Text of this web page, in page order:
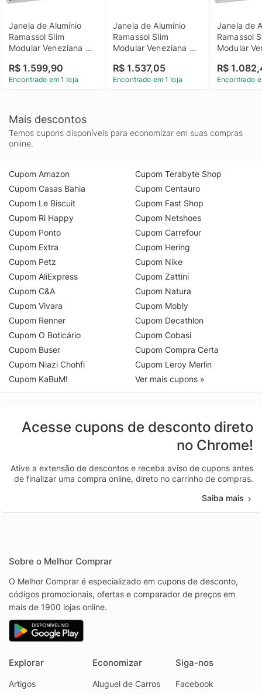
Janela de Alumínio
Ramassol Slim
Modular Veneziana
Branco, 150 x 100 cm
R$ 1.599,90
Encontrado em 1 loja
Janela de Alumínio
Ramassol Slim
Modular Veneziana
Branco, 150 x 100 cm
R$ 1.537,05
Encontrado em 1 loja
Janela de
Ramassol
Modular
100 cm
R$
Encontrado
Mais descontos
Temos cupons disponíveis para economizar em suas compras
online.
Cupom Amazon
Cupom Casas Bahia
Cupom Le Biscuit
Cupom Ri Happy
Cupom Ponto
Cupom Extra
Cupom Petz
Cupom AliExpress
Cupom C&A
Cupom Vivara
Cupom Renner
Cupom O Boticário
Cupom Buser
Cupom Niazi Chohfi
Cupom KaBuM!
Cupom Terabyte Shop
Cupom Centauro
Cupom Fast Shop
Cupom Netshoes
Cupom Carrefour
Cupom Hering
Cupom Nike
Cupom Zattini
Cupom Natura
Cupom Mobly
Cupom Decathlon
Cupom Cobasi
Cupom Compra Certa
Cupom Leroy Merlin
Ver mais cupons »
Acesse cupons de desconto direto
no Chrome!
Ative a extensão de descontos e receba aviso de cupons antes
de finalizar uma compra online, direto no carrinho de compras.
Saiba mais
Sobre o Melhor Comprar
O Melhor Comprar é especializado em cupons de desconto,
códigos promocionais, ofertas e comparador de preços em
mais de 1900 lojas online.
Explorar
Artigos
Economizar
Aluguel de Carros
Siga-nos
Facebook